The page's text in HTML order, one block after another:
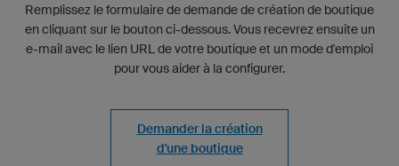
Remplissez le formulaire de demande de création de boutique
en cliquant sur le bouton ci-dessous. Vous recevrez ensuite un
e-mail avec le lien URL de votre boutique et un mode d'emploi
pour vous aider à la configurer.
Demander la création
d'une boutique